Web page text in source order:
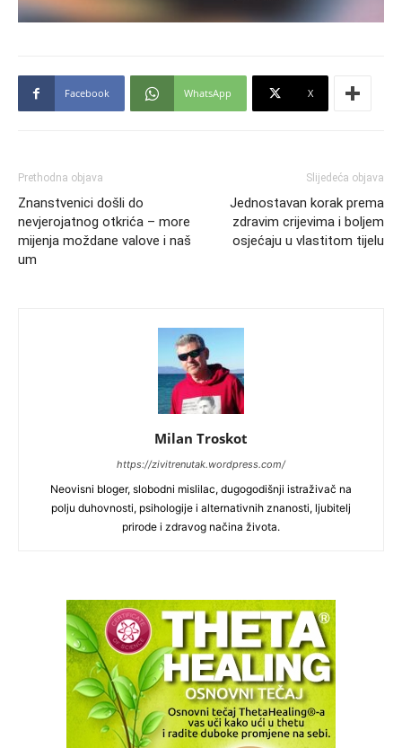
Facebook WhatsApp X
Prethodna objava
Znanstvenici došli do
nevjerojatnog otkrića – more
mijenja moždane valove i naš
um
Slijedeća objava
Jednostavan korak prema
zdravim crijevima i boljem
osjećaju u vlastitom tijelu
Milan Troskot
https://zivitrenutak.wordpress.com/
Neovisni bloger, slobodni mislilac, dugogodišnji istraživač na
polju duhovnosti, psihologije i alternativnih znanosti, ljubitelj
prirode i zdravog načina života.